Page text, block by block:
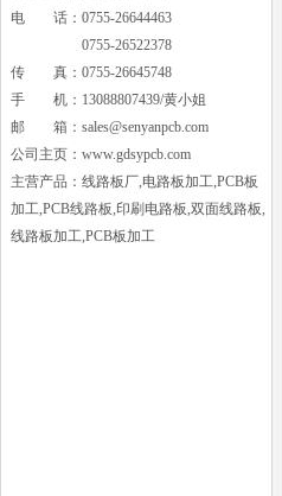
电 话：0755-26644463
0755-26522378
传 真：0755-26645748
手 机：13088807439/黄小姐
邮 箱： sales@senyanpcb.com
公司主页： www.gdsypcb.com
主营产品：线路板厂,电路板加工,PCB板
加工,PCB线路板,印刷电路板,双面线路板,
线路板加工,PCB板加工